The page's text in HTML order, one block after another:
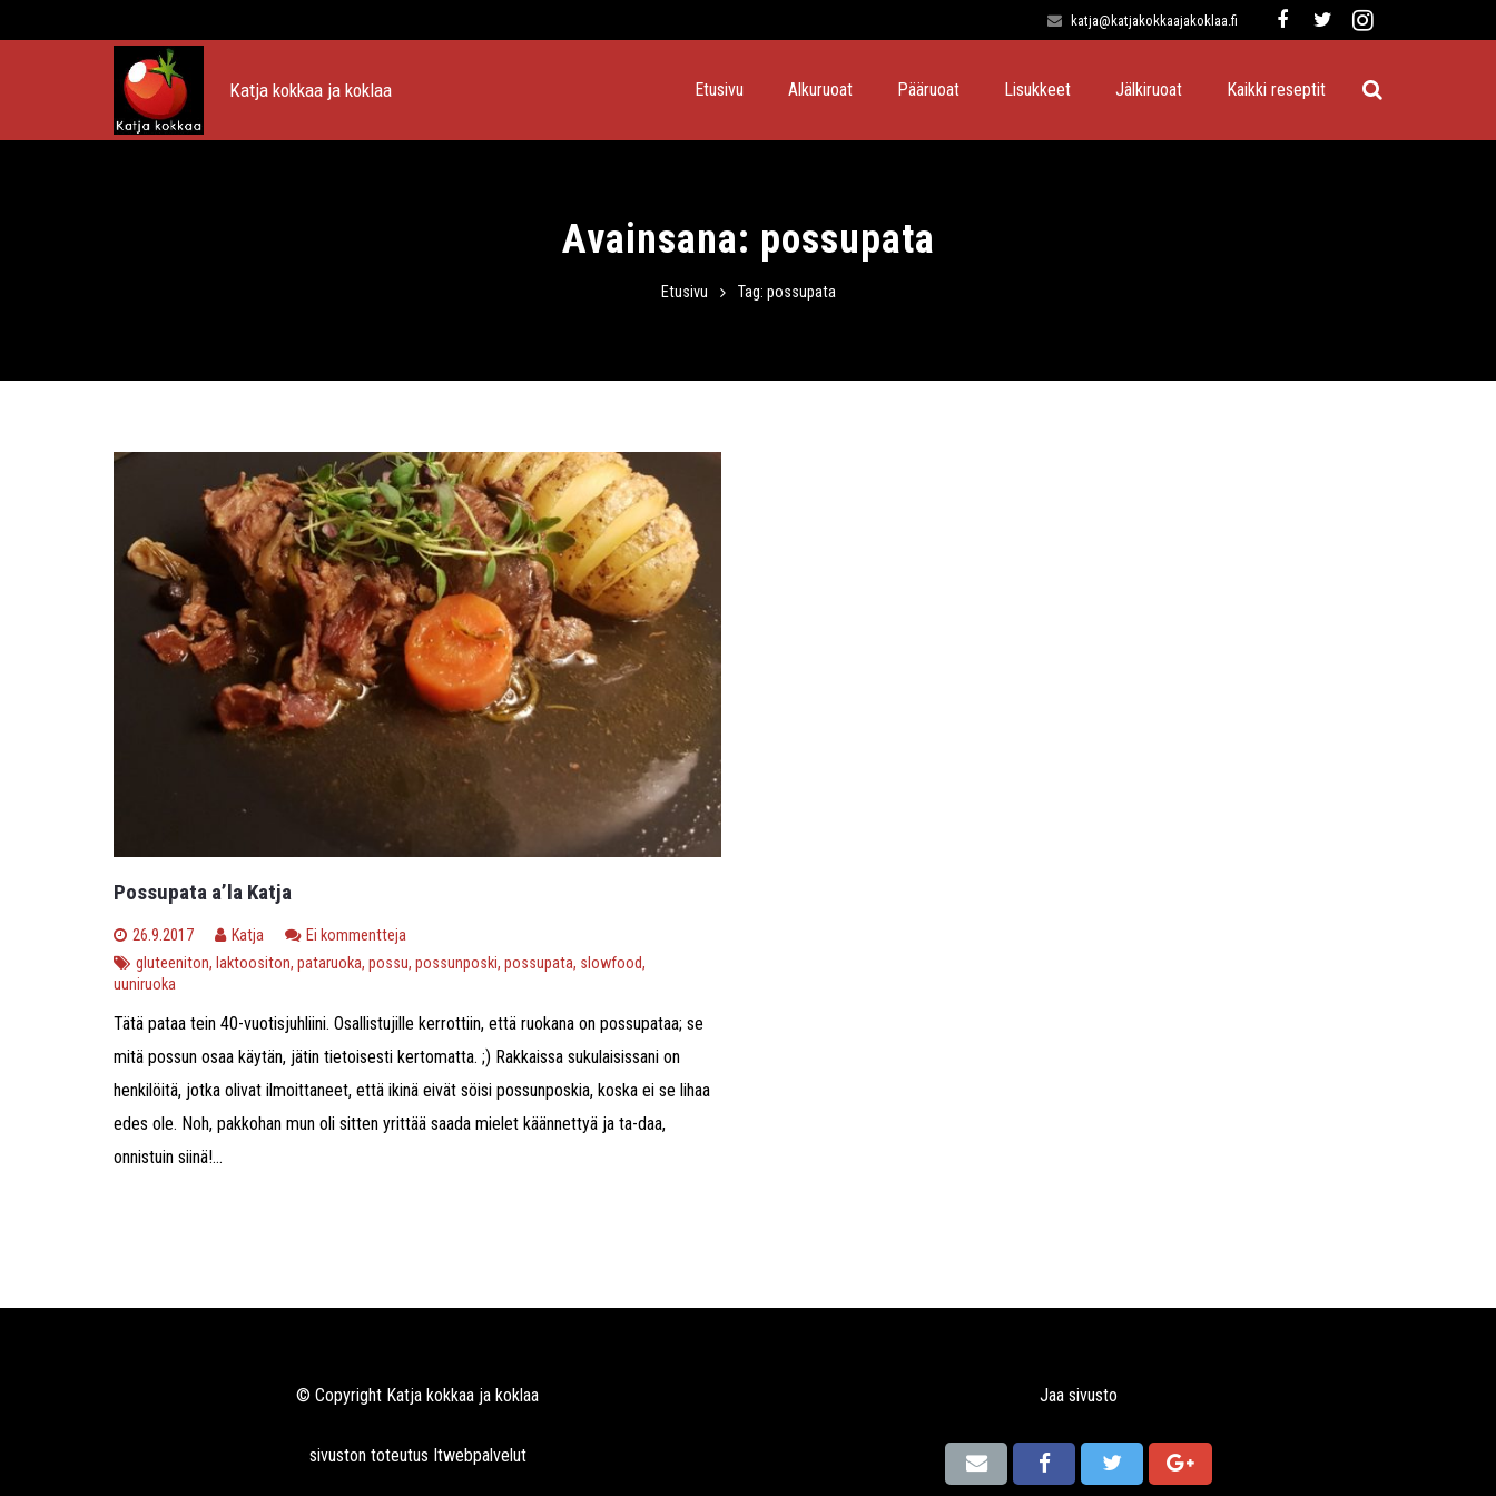
katja@katjakokkaajakoklaa.fi
Katja kokkaa ja koklaa Etusivu Alkuruoat Pääruoat Lisukkeet Jälkiruoat Kaikki reseptit
Avainsana: possupata
Etusivu Tag: possupata
Possupata a’la Katja
26.9.2017 Katja
Ei kommentteja
gluteeniton, laktoositon, pataruoka, possu, possunposki, possupata, slowfood,
uuniruoka
Tätä pataa tein 40-vuotisjuhliini. Osallistujille kerrottiin, että ruokana on possupataa; se
mitä possun osaa käytän, jätin tietoisesti kertomatta. ;) Rakkaissa sukulaisissani on
henkilöitä, jotka olivat ilmoittaneet, että ikinä eivät söisi possunposkia, koska ei se lihaa
edes ole. Noh, pakkohan mun oli sitten yrittää saada mielet käännettyä ja ta-daa,
onnistuin siinä!...
© Copyright Katja kokkaa ja koklaa
sivuston toteutus Itwebpalvelut
Jaa sivusto